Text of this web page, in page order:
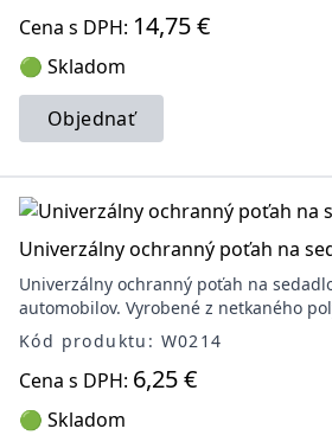
Cena s DPH: 14,75 €
🟢 Skladom
Objednať
Univerzálny ochranný poťah na
Univerzálny ochranný poťah na
automobilov. Vyrobené z netkaného
Kód produktu: W0214
Cena s DPH: 6,25 €
🟢 Skladom